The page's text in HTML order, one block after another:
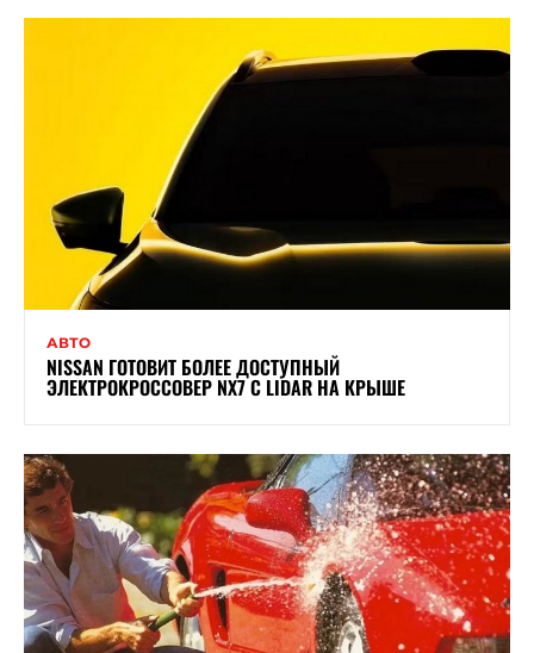
АВТО
NISSAN ГОТОВИТ БОЛЕЕ ДОСТУПНЫЙ
ЭЛЕКТРОКРОССОВЕР NX7 С LIDAR НА КРЫШЕ